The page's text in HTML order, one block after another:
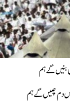
بنیں گے ہم
چلیں گے ہم